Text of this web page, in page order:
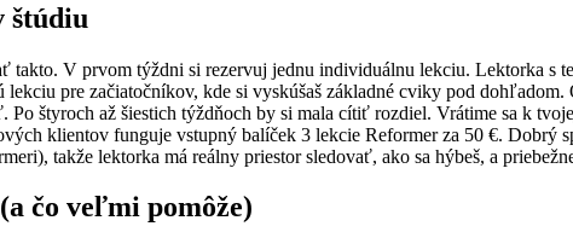
štúdiu
takto. V prvom týždni si rezervuj jednu individuálnu lekciu. Lektorka s
pre začiatočníkov, kde si vyskúšaš základné cviky pod
Po štyroch až šiestich týždňoch by si mala cítiť rozdiel. Vrátime sa k
klientov funguje vstupný balíček 3 lekcie Reformer za 50 €. Dobrý
takže lektorka má reálny priestor sledovať, ako sa hýbeš, a
čo veľmi pomôže)